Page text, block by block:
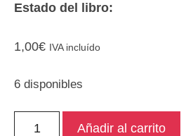
Estado del libro:
1,00€ IVA incluído
6 disponibles
Añadir al carrito